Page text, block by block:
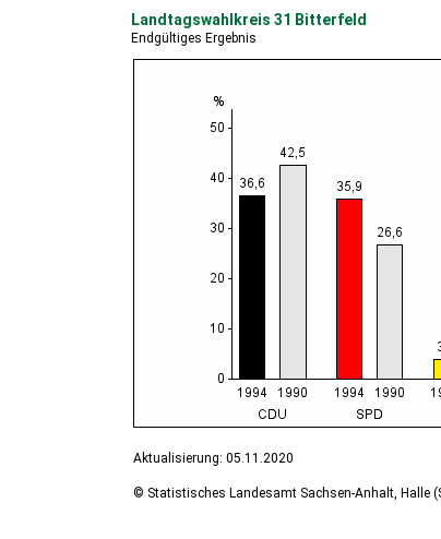
Landtagswahlkreis 31 Bitterfeld
Endgültiges Ergebnis
Aktualisierung: 05.11.2020
© Statistisches Landesamt Sachsen-Anhalt, Halle